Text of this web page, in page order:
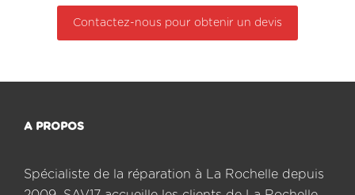
Contactez-nous pour obtenir un devis
A PROPOS
Spécialiste de la réparation à La Rochelle depuis